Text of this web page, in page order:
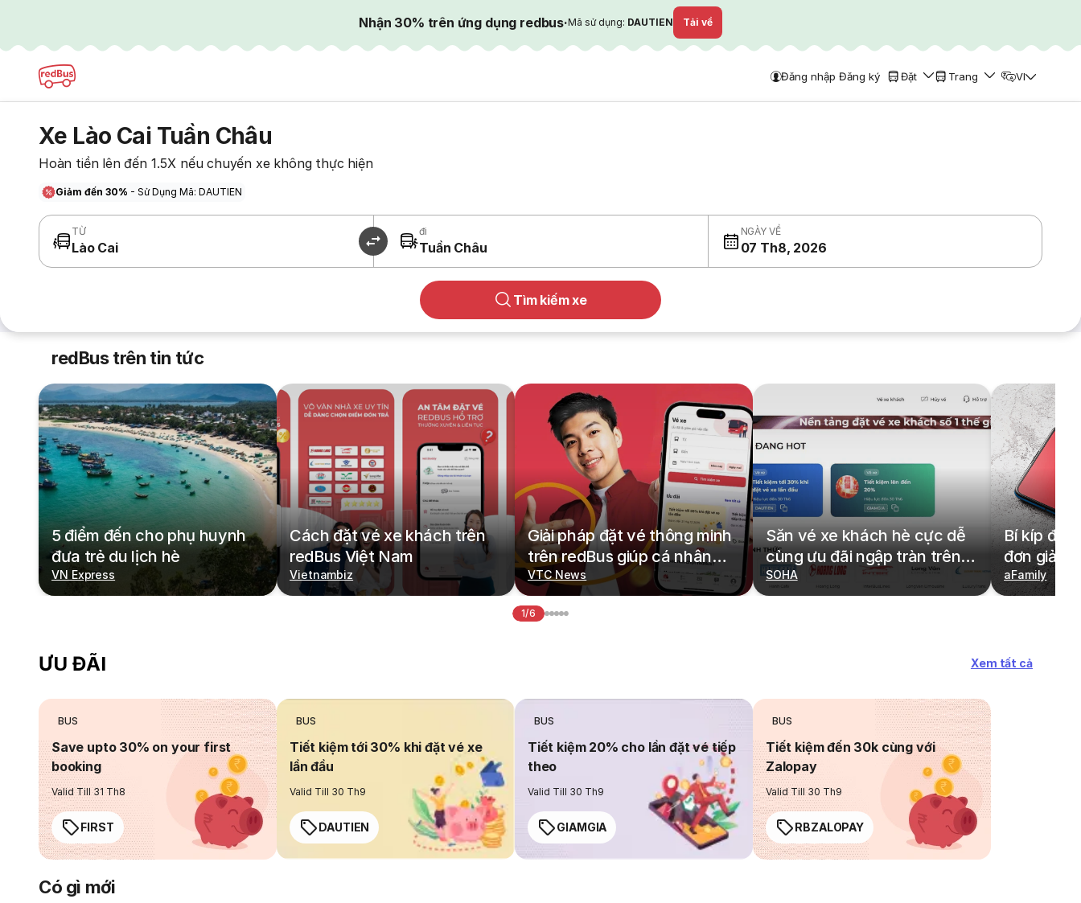
Nhận 30% trên ứng dụng redbus·Mã sử dụng: DAUTIEN Tải về
Đăng nhập Đăng ký Đặt Trang VI
Xe Lào Cai Tuần Châu
Hoàn tiền lên đến 1.5X nếu chuyến xe không thực hiện
Giảm đến 30% - Sử Dụng Mã: DAUTIEN
TỪ
Lào Cai
đi
Tuần Châu
NGÀY VỀ
07 Th8, 2026
Tìm kiếm xe
redBus trên tin tức
5 điểm đến cho phụ huynh
đưa trẻ du lịch hè
VN Express
Cách đặt vé xe khách trên
redBus Việt Nam
Vietnambiz
Giải pháp đặt vé thông minh
trên redBus giúp cá nhân
hoá hành trình di chuyển
VTC News
Săn vé xe khách hè cực dễ
cùng ưu đãi ngập tràn trên
redBus
SOHA
Bí kíp đặt
đơn giản,
cả gia
aFamily
1/6
ƯU ĐÃI Xem tất cả
BUS
Save upto 30% on your first
booking
Valid Till 31 Th8
FIRST
BUS
Tiết kiệm tới 30% khi đặt vé xe
lần đầu
Valid Till 30 Th9
DAUTIEN
BUS
Tiết kiệm 20% cho lần đặt vé tiếp
theo
Valid Till 30 Th9
GIAMGIA
BUS
Tiết kiệm đến 30k cùng với
Zalopay
Valid Till 30 Th9
RBZALOPAY
Có gì mới